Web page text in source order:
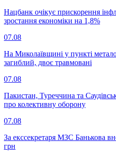
Нацбанк очікує прискорення
зростання економіки на 1,8%
07.08
На Миколаївщині у пункті
загиблий, двоє травмовані
07.08
Пакистан, Туреччина та
про колективну оборону
07.08
За екссекретаря МЗС Банькова
грн